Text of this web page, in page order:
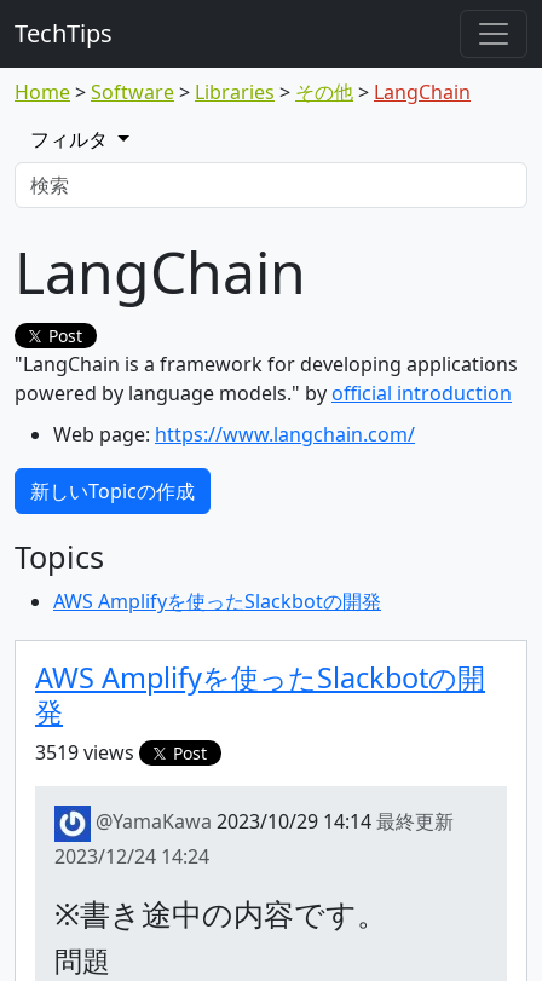
TechTips
Home Software Libraries その他
LangChain
フィルタ
LangChain
Post
"LangChain is a framework for developing applications
powered by language models." byofficial introduction
Web page: https://www.langchain.com/
新しいTopicの作成
Topics
AWS Amplifyを使ったSlackbotの開発
AWS Amplifyを使ったSlackbotの開
発
3519 views Post
@YamaKawa 2023/10/29 14:14最終更新
2023/12/24 14:24
※書き途中の内容です。
問題